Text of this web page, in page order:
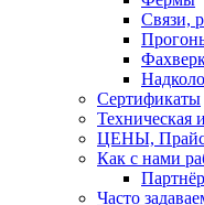
Связи,
Сертификаты
Техническая
ЦЕНЫ,
Как с нами
Часто